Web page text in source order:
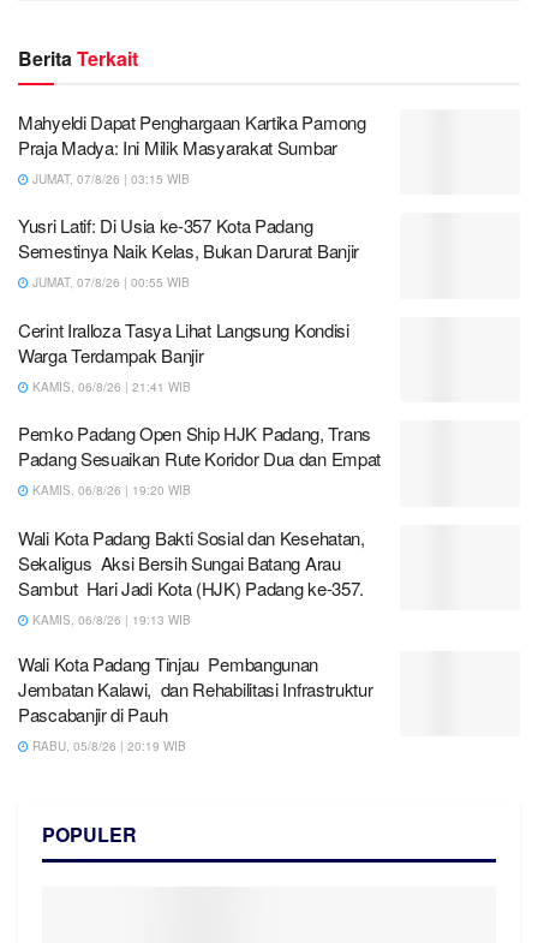
BeritaTerkait
Mahyeldi Dapat Penghargaan Kartika Pamong
Praja Madya: Ini Milik Masyarakat Sumbar
JUMAT, 07/8/26 | 03:15 WIB
Yusri Latif: Di Usia ke-357 Kota Padang
Semestinya Naik Kelas, Bukan Darurat Banjir
JUMAT, 07/8/26 | 00:55 WIB
Cerint Iralloza Tasya Lihat Langsung Kondisi
Warga Terdampak Banjir
KAMIS, 06/8/26 | 21:41 WIB
Pemko Padang Open Ship HJK Padang, Trans
Padang Sesuaikan Rute Koridor Dua dan Empat
KAMIS, 06/8/26 | 19:20 WIB
Wali Kota Padang Bakti Sosial dan Kesehatan,
Sekaligus Aksi Bersih Sungai Batang Arau
Sambut Hari Jadi Kota (HJK) Padang ke-357.
KAMIS, 06/8/26 | 19:13 WIB
Wali Kota Padang Tinjau Pembangunan
Jembatan Kalawi, dan Rehabilitasi Infrastruktur
Pascabanjir di Pauh
RABU, 05/8/26 | 20:19 WIB
POPULER